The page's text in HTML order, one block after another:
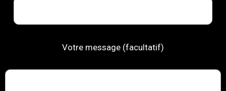
Votre message (facultatif)